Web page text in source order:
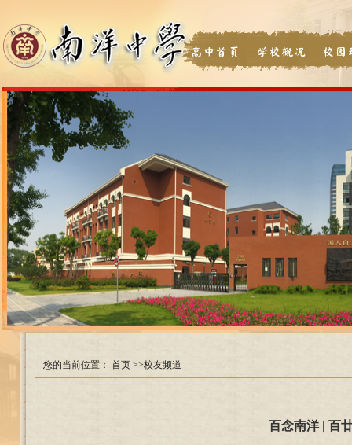
高中首页 学校概况 校园
您的当前位置： 首页 >>校友频道
百念南洋 | 百